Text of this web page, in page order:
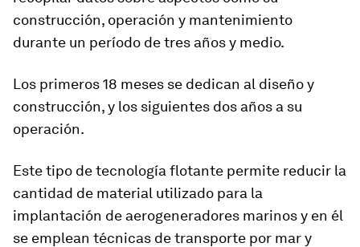
construcción, operación y mantenimiento
durante un período de tres años y medio.
Los primeros 18 meses se dedican al diseño y
construcción, y los siguientes dos años a su
operación.
Este tipo de tecnología flotante permite reducir la
cantidad de material utilizado para la
implantación de aerogeneradores marinos y en él
se emplean técnicas de transporte por mar y